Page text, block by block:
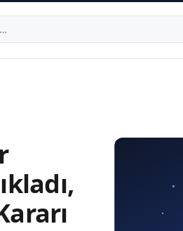
0850 444 30 49E-posta: